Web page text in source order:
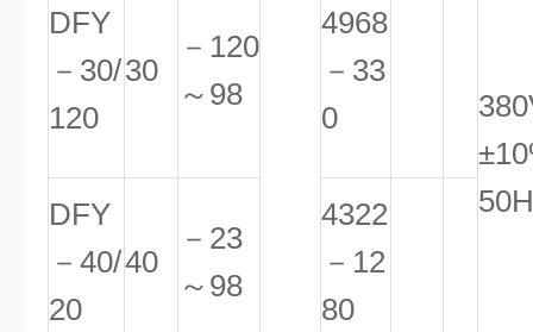
DFY
－30/
120
30
－120
～98
4968
－33
0
DFY
－40/
20
40
－23
～98
4322
－12
80